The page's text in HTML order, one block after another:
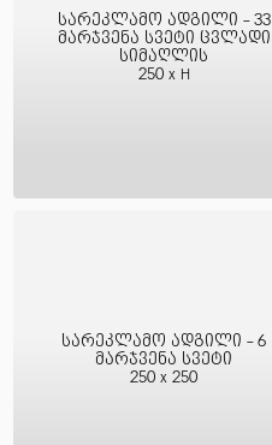
სარეკლამო ადგილი - 33
მარჯვენა სვეტი ცვლადი
სიმაღლის
250 x H
სარეკლამო ადგილი - 6
მარჯვენა სვეტი
250 x 250